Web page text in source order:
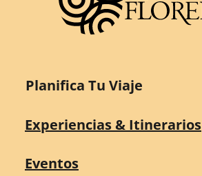
Planifica Tu Viaje
Experiencias & Itinerarios
Eventos